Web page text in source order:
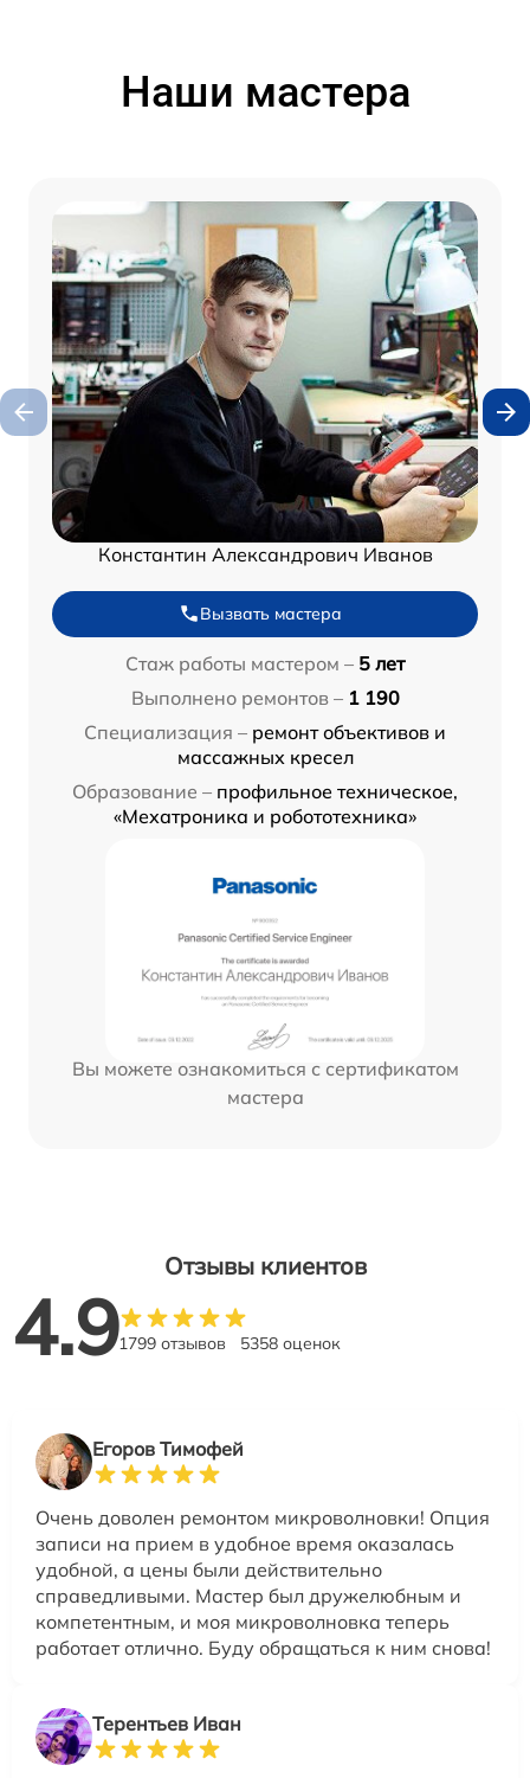
Наши мастера
Константин Александрович Иванов
Вызвать мастера
Стаж работы мастером – 5 лет
Выполнено ремонтов – 1 190
Специализация – ремонт объективов и
массажных кресел
Образование – профильное техническое,
«Мехатроника и робототехника»
Вы можете ознакомиться с сертификатом
мастера
Отзывы клиентов
4.91799 отзывов 5358 оценок
Егоров Тимофей
Очень доволен ремонтом микроволновки! Опция
записи на прием в удобное время оказалась
удобной, а цены были действительно
справедливыми. Мастер был дружелюбным и
компетентным, и моя микроволновка теперь
работает отлично. Буду обращаться к ним снова!
Терентьев Иван